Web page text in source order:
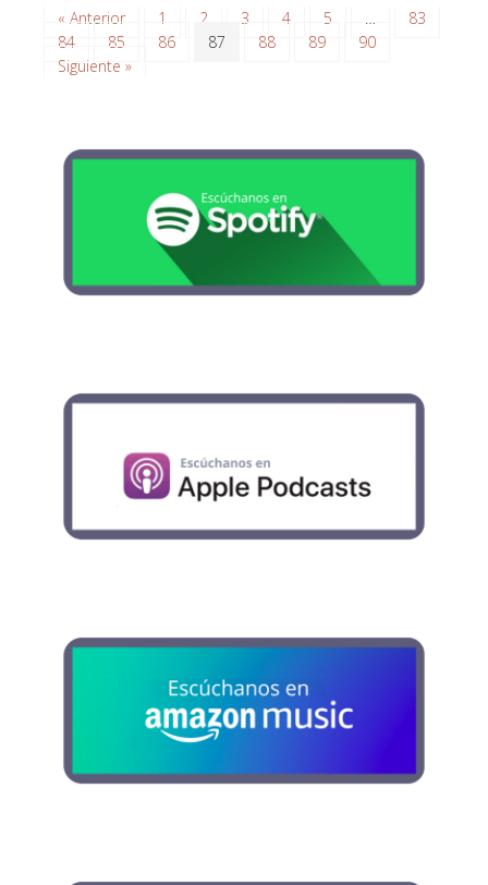
« Anterior 1 2 3 4 5 …
83
84
85 86 87 88 89
90
Siguiente »